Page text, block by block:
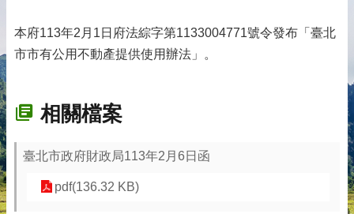
本府113年2月1日府法綜字第1133004771號令發布「臺北
市市有公用不動產提供使用辦法」。
相關檔案
臺北市政府財政局113年2月6日函
pdf(136.32 KB)